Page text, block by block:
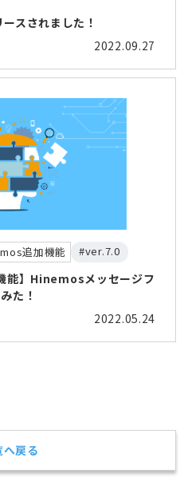
スされました！
2022.09.27
追加機能 #ver.7.0
能】Hinemosメッセージフ
た！
2022.05.24
へ戻る